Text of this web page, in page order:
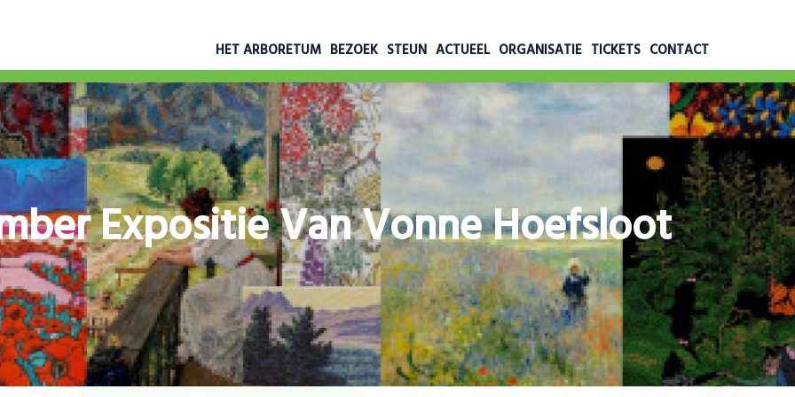
HET ARBORETUM BEZOEK STEUN ACTUEEL ORGANISATIE TICKETS CONTACT
Expositie Van Vonne Hoefsloot